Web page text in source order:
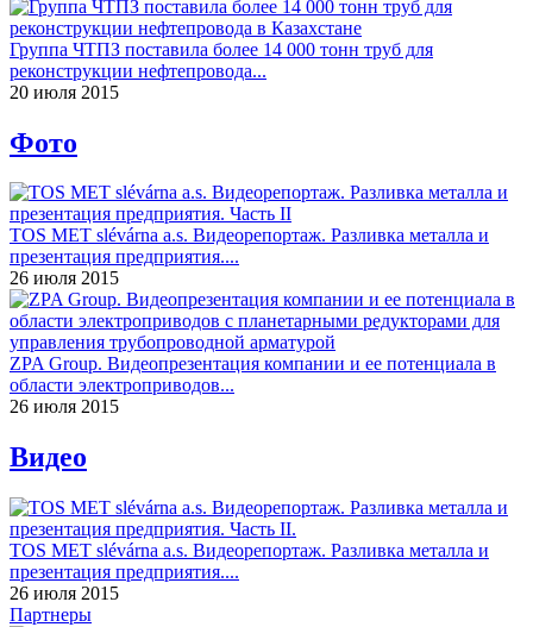
Группа ЧТПЗ поставила более 14 000 тонн труб для
реконструкции нефтепровода...
20 июля 2015
Фото
TOS MET slévárna a.s. Видеорепортаж. Разливка металла и
презентация предприятия....
26 июля 2015
ZPA Group. Видеопрезентация компании и ее потенциала в
области электроприводов...
26 июля 2015
Видео
TOS MET slévárna a.s. Видеорепортаж. Разливка металла и
презентация предприятия....
26 июля 2015
Партнеры